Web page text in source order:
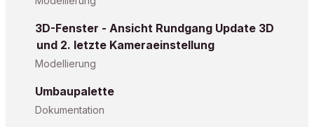
3D-Fenster - Ansicht Rundgang Update 3D
und 2. letzte Kameraeinstellung
Modellierung
Umbaupalette
Dokumentation